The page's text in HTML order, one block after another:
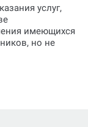
услуг,
имеющихся
но не